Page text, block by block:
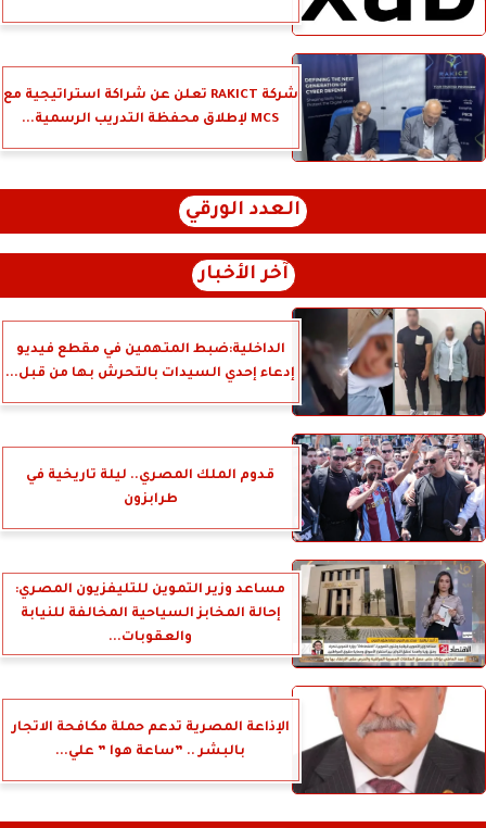
شركة RAKICT تعلن عن شراكة استراتيجية مع
MCS لإطلاق محفظة التدريب الرسمية...
العدد الورقي
آخر الأخبار
الداخلية:ضبط المتهمين في مقطع فيديو
إدعاء إحدي السيدات بالتحرش بها من قبل...
قدوم الملك المصري.. ليلة تاريخية في
طرابزون
مساعد وزير التموين للتليفزيون المصري:
إحالة المخابز السياحية المخالفة للنيابة
والعقوبات...
الإذاعة المصرية تدعم حملة مكافحة الاتجار
بالبشر .. ”ساعة هوا ” علي...